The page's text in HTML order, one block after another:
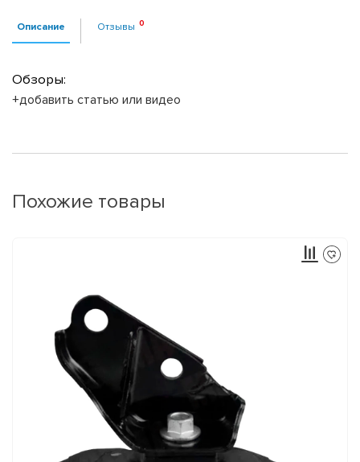
Описание Отзывы
Обзоры:
+добавить статью или видео
Похожие товары